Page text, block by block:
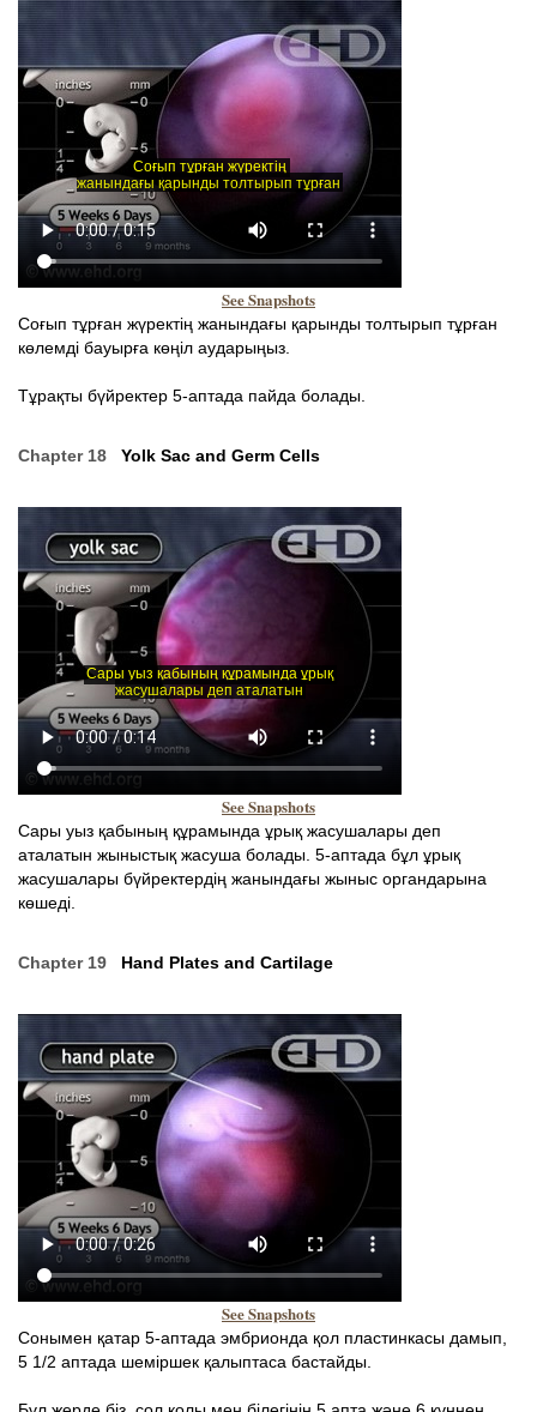
See Snapshots
Соғып тұрған жүректің жанындағы қарынды толтырып тұрған
көлемді бауырға көңіл аударыңыз.
Тұрақты бүйректер 5-аптада пайда болады.
Chapter 18 Yolk Sac and Germ Cells
See Snapshots
Сары уыз қабының құрамында ұрық жасушалары деп
аталатын жыныстық жасуша болады. 5-аптада бұл ұрық
жасушалары бүйректердің жанындағы жыныс органдарына
көшеді.
Chapter 19 Hand Plates and Cartilage
See Snapshots
Сонымен қатар 5-аптада эмбрионда қол пластинкасы дамып,
5 1/2 аптада шеміршек қалыптаса бастайды.